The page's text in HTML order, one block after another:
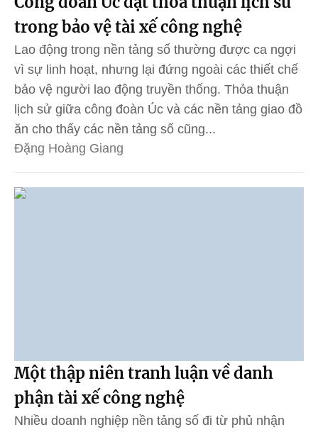
trong bảo vệ tài xế công nghệ
Lao động trong nền tảng số thường được ca ngợi
vì sự linh hoạt, nhưng lại đứng ngoài các thiết chế
bảo vệ người lao động truyền thống. Thỏa thuận
lịch sử giữa công đoàn Úc và các nền tảng giao đồ
ăn cho thấy các nền tảng số cũng...
Đặng Hoàng Giang
Một thập niên tranh luận về danh
phận tài xế công nghệ
Nhiều doanh nghiệp nền tảng số đi từ phủ nhận